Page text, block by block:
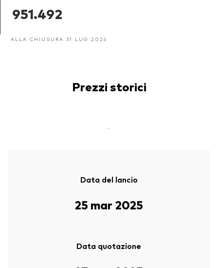
951.492
ALLA CHIUSURA 31 LUG 2026
Prezzi storici
-
Data del lancio
25 mar 2025
Data quotazione